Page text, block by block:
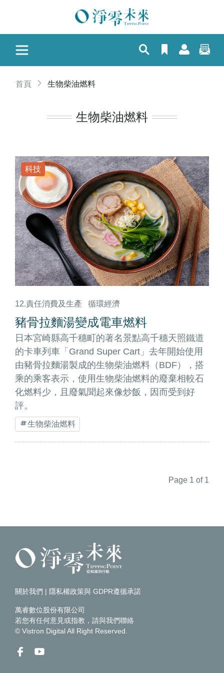
首頁 生物柴油燃料
生物柴油燃料
科技
12.責任消費及生產 循環經濟
豬骨拉麵湯變成電車燃料
日本宮崎縣高千穗町的著名景點高千穗天照鐵道
的卡車列車「Grand Super Cart」去年開始使用
由豬骨拉麵湯製成的生物柴油燃料（BDF），搭
乘的乘客表示，使用生物柴油燃料的廢棄相較石
化燃料少，且廢氣聞起來像炒飯，因而受到好
評。
生物柴油燃料
Page 1 of 1
關於我們 | 隱私權政策與 GDPR遵循承諾
萬睿數位股份有限公司
若您有任何意見或指教，請與我們聯絡
© Vistron Digital All Right Reserved.